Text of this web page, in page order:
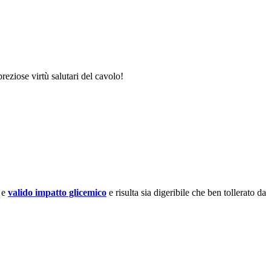
virtù salutari del cavolo!
valido impatto glicemico e risulta sia digeribile che ben tollerato da